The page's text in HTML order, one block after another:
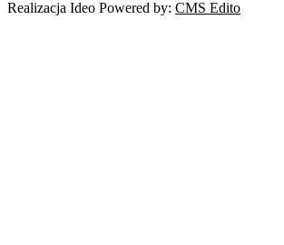
Realizacja Ideo Powered by: CMS Edito